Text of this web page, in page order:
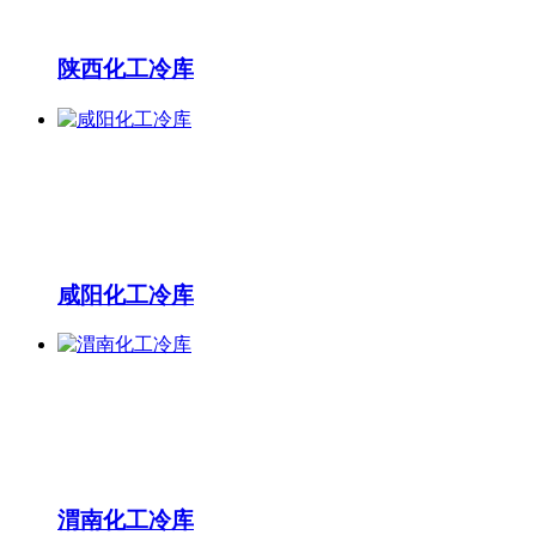
陕西化工冷库
咸阳化工冷库
渭南化工冷库